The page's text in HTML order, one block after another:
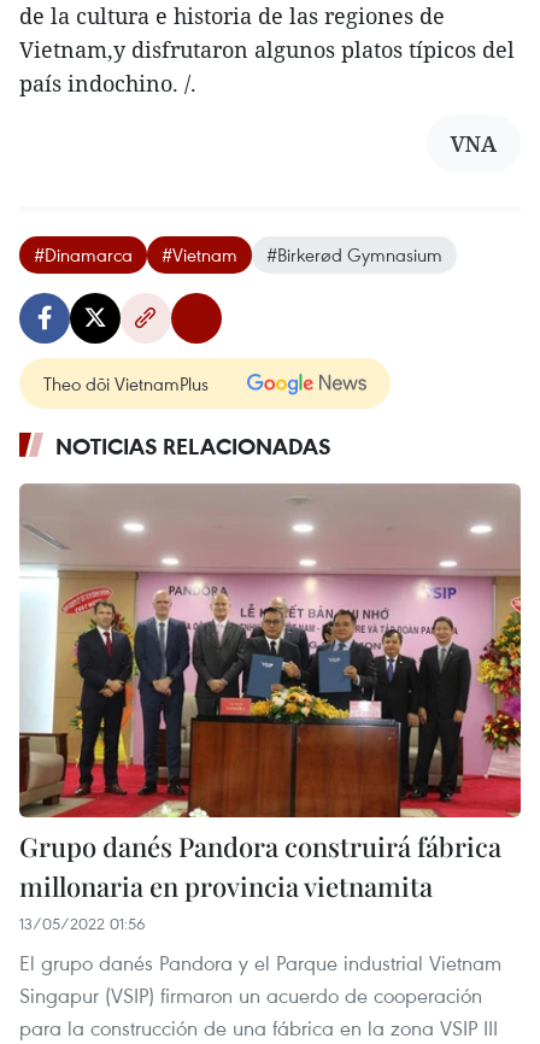
de la cultura e historia de las regiones de
Vietnam,y disfrutaron algunos platos típicos del
país indochino. /.
VNA
#Dinamarca #Vietnam #Birkerød Gymnasium
Theo dõi VietnamPlus
NOTICIAS RELACIONADAS
Grupo danés Pandora construirá fábrica
millonaria en provincia vietnamita
13/05/2022 01:56
El grupo danés Pandora y el Parque industrial Vietnam
Singapur (VSIP) firmaron un acuerdo de cooperación
para la construcción de una fábrica en la zona VSIP III